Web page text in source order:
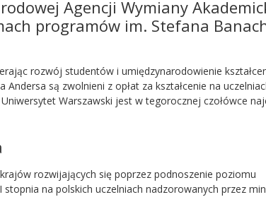
Agencji Wymiany
programów im. Stefana
rozwój studentów i umiędzynarodowienie
są zwolnieni z opłat za kształcenie na
Warszawski jest w tegorocznej czołówce
rozwijających się poprzez podnoszenie poziomu
na polskich uczelniach nadzorowanych przez